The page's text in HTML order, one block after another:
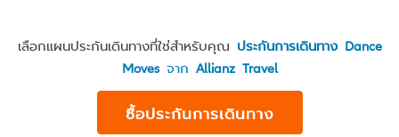
เลือกแผนประกันเดินทางที่ใช่สำหรับคุณ ประกันการเดินทาง Dance
Movesจาก Allianz Travel
ซื้อประกันการเดินทาง